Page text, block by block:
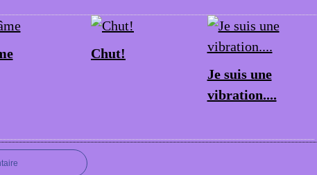
Chut!
Je suis une
vibration....